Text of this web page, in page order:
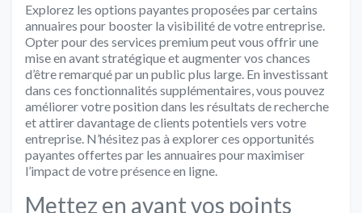
Explorez les options payantes proposées par certains
annuaires pour booster la visibilité de votre entreprise.
Opter pour des services premium peut vous offrir une
mise en avant stratégique et augmenter vos chances
d’être remarqué par un public plus large. En investissant
dans ces fonctionnalités supplémentaires, vous pouvez
améliorer votre position dans les résultats de recherche
et attirer davantage de clients potentiels vers votre
entreprise. N’hésitez pas à explorer ces opportunités
payantes offertes par les annuaires pour maximiser
l’impact de votre présence en ligne.
Mettez en avant vos points